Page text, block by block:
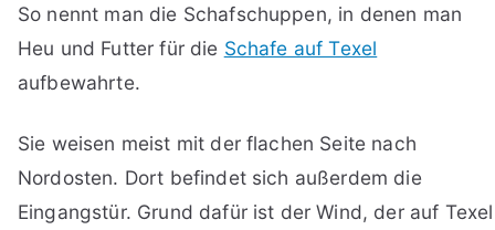
So nennt man die Schafschuppen, in denen man
Heu und Futter für die Schafe auf Texel
aufbewahrte.
Sie weisen meist mit der flachen Seite nach
Nordosten. Dort befindet sich außerdem die
Eingangstür. Grund dafür ist der Wind, der auf Texel